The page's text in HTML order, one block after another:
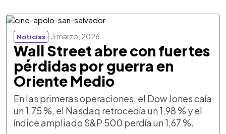
Noticias 3 marzo, 2026
Wall Street abre con fuertes
pérdidas por guerra en
Oriente Medio
En las primeras operaciones, el Dow Jones caía
un 1,75 %, el Nasdaq retrocedía un 1,98 % y el
índice ampliado S&P 500 perdía un 1,67 %.